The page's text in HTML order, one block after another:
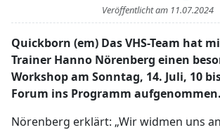
Veröffentlicht am 11.07.2024
Quickborn (em) Das VHS-Team hat
Trainer Hanno Nörenberg einen
Workshop am Sonntag, 14. Juli, 10
Forum ins Programm aufgenommen.
Nörenberg erklärt: „Wir widmen uns